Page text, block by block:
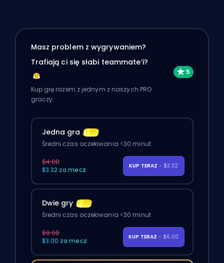
Masz problem z wygrywaniem?
Trafiają ci się słabi teammate’i?
Kup grę razem z jednym z naszych PRO
graczy.
Jedna gra
Średni czas oczekiwania <30 minut
$4.00
$3.32 za mecz
KUP TERAZ - $3.32
Dwie gry
Średni czas oczekiwania <30 minut
$8.00
$3.00 za mecz
KUP TERAZ - $6.00